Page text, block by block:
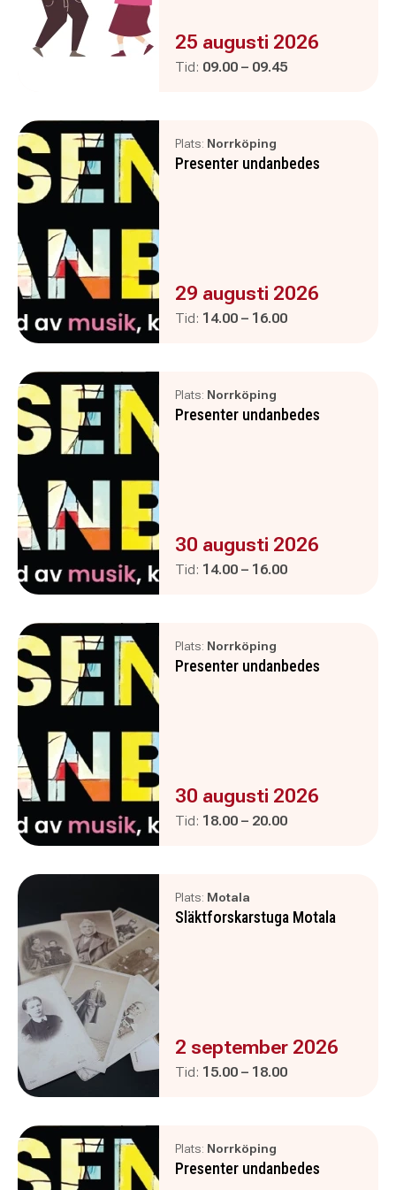
Evenemanget är :
25 augusti 2026
Tid: Pågår mellan
09.00 – och
09.45
Plats: Norrköping
Presenter undanbedes
Evenemanget är :
29 augusti 2026
Tid: Pågår mellan
14.00 – och
16.00
Plats: Norrköping
Presenter undanbedes
Evenemanget är :
30 augusti 2026
Tid: Pågår mellan
14.00 – och
16.00
Plats: Norrköping
Presenter undanbedes
Evenemanget är :
30 augusti 2026
Tid: Pågår mellan
18.00 – och
20.00
Plats: Motala
Släktforskarstuga Motala
Evenemanget är :
2 september 2026
Tid: Pågår mellan
15.00 – och
18.00
Plats: Norrköping
Presenter undanbedes